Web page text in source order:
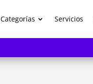
Categorías Servicios